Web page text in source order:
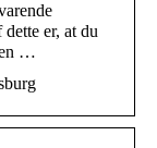
er, at du
en …